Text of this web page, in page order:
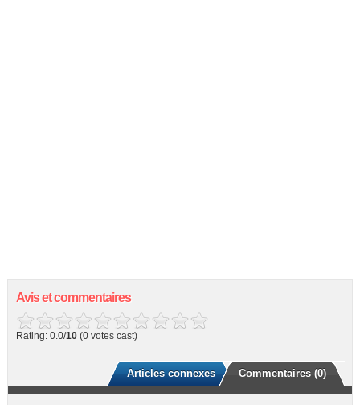
Avis et commentaires
Rating: 0.0/10(0 votes cast)
Commentaires (0)
Articles connexes